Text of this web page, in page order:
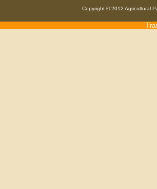
Copyright © 2012 Agricultural